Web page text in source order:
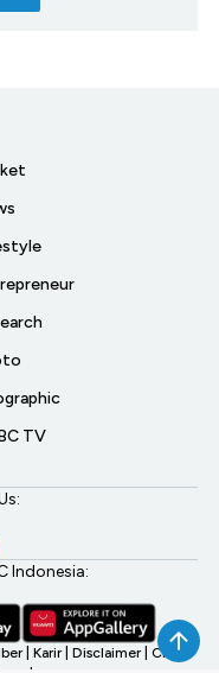
TV
Indonesia:
Karir Disclaimer CNBC